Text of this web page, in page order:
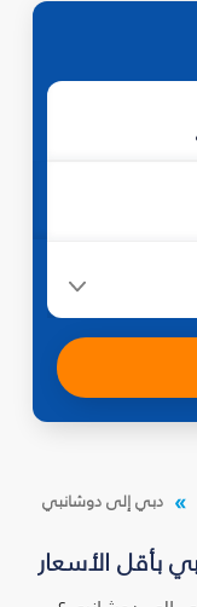
دبي إلى دوشانبي
بأقل الأسعار